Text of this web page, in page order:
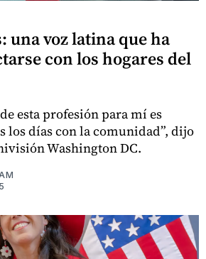
una voz latina que ha
con los hogares del
esta profesión para mí es
los días con la comunidad”, dijo
Washington DC.